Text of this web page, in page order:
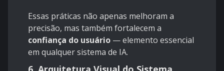
Essas práticas não apenas melhoram a
precisão, mas também fortalecem a
confiança do usuário — elemento essencial
em qualquer sistema de IA.